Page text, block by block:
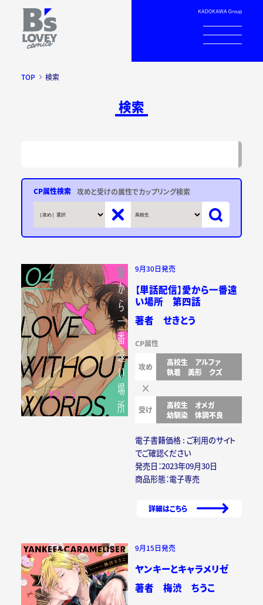
TOP 検索
検索
攻めと受けの属性でカップリング検索
CP属性検索
9月30日発売
【単話配信】愛から一番遠
い場所 第四話
著者 せきとう
CP属性
攻め 高校生
アルファ
執着
美形 クズ
受け 高校生
オメガ
幼馴染
体調不良
電子書籍価格 : ご利用のサイト
でご確認ください
発売日：2023年09月30日
商品形態：電子専売
詳細はこちら
9月15日発売
ヤンキーとキャラメリゼ
著者 梅渋 ちうこ